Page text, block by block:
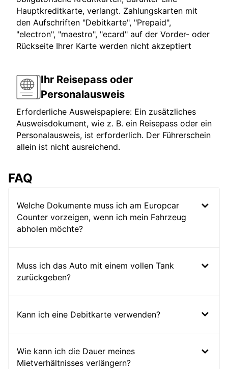
Hauptkreditkarte, verlangt. Zahlungskarten mit
den Aufschriften "Debitkarte", "Prepaid",
"electron", "maestro", "ecard" auf der Vorder- oder
Rückseite Ihrer Karte werden nicht akzeptiert
Ihr Reisepass oder
Personalausweis
Erforderliche Ausweispapiere: Ein zusätzliches
Ausweisdokument, wie z. B. ein Reisepass oder ein
Personalausweis, ist erforderlich. Der Führerschein
allein ist nicht ausreichend.
FAQ
Welche Dokumente muss ich am Europcar
Counter vorzeigen, wenn ich mein Fahrzeug
abholen möchte?
Muss ich das Auto mit einem vollen Tank
zurückgeben?
Kann ich eine Debitkarte verwenden?
Wie kann ich die Dauer meines
Mietverhältnisses verlängern?